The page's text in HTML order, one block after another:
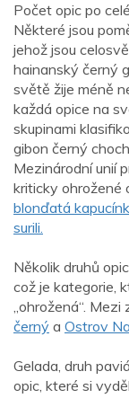
Počet opic po
Některé jsou
jehož jsou
hainanský černý
světě žije méně
každá opice na
skupinami
gibon černý
Mezinárodní unií
kriticky ohrožené
blonďatá
surili.
Několik druhů
což je kategorie,
„ohrožená“.
černý a Ostrov
Gelada, druh
opic, které si